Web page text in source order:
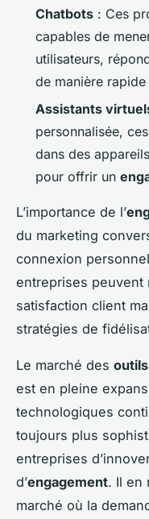
Chatbots : Ces
capables de
utilisateurs,
de manière
Assistants
personnalisée,
dans des
pour offrir un
L’importance de l’
du marketing
connexion
entreprises peuvent
satisfaction client
stratégies de
Le marché des
est en pleine
technologiques
toujours plus
entreprises
d’engagement. Il en
marché où la